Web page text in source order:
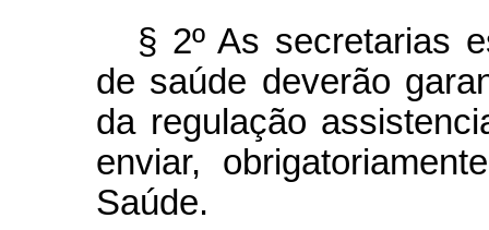
§ 2º As secretarias
de saúde deverão
da regulação
enviar,
Saúde.